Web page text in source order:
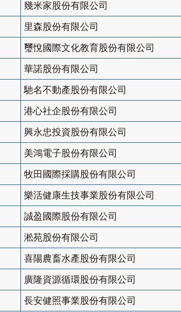
幾米家股份有限公司
里森股份有限公司
璽悅國際文化教育股份有限公司
華諾股份有限公司
馳名不動產股份有限公司
港心社企股份有限公司
興永忠投資股份有限公司
美鴻電子股份有限公司
牧田國際採購股份有限公司
樂活健康生技事業股份有限公司
誠盈國際股份有限公司
淞苑股份有限公司
喜陽農畜水產股份有限公司
廣隆資源循環股份有限公司
長安健照事業股份有限公司